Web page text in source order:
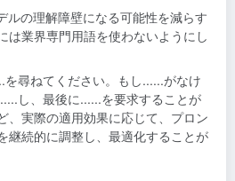
ルの理解障壁になる可能性を減らす
は業界専門用語を使わないようにし
を尋ねてください。もし......がなけ
し、最後に......を要求することが
、実際の適用効果に応じて、プロン
継続的に調整し、最適化することが